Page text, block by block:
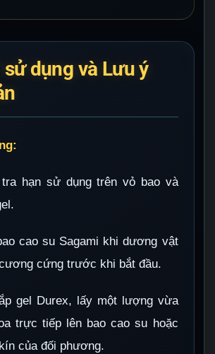
sử dụng và Lưu ý
tra hạn sử dụng trên vỏ bao và
cao su Sagami khi dương vật
cứng trước khi bắt đầu.
gel Durex, lấy một lượng vừa
trực tiếp lên bao cao su hoặc
của đối phương.